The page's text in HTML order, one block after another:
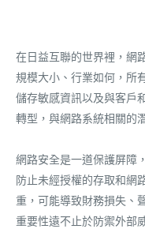
在日益互聯的世界裡，網
規模大小、行業如何，所
儲存敏感資訊以及與客戶
轉型，與網路系統相關的
網路安全是一道保護屏障
防止未經授權的存取和網
重，可能導致財務損失、
重要性遠不止於防禦外部